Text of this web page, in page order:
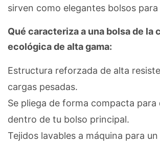
sirven como elegantes bolsos para
Qué caracteriza a una bolsa de la
ecológica de alta gama:
Estructura reforzada de alta
cargas pesadas.
Se pliega de forma compacta para
dentro de tu bolso principal.
Tejidos lavables a máquina para